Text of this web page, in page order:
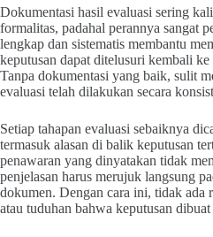
Dokumentasi hasil evaluasi sering
formalitas, padahal perannya sangat
lengkap dan sistematis membantu
keputusan dapat ditelusuri kembali
Tanpa dokumentasi yang baik, sulit
evaluasi telah dilakukan secara
Setiap tahapan evaluasi sebaiknya
termasuk alasan di balik keputusan
penawaran yang dinyatakan tidak
penjelasan harus merujuk langsung
dokumen. Dengan cara ini, tidak ada
atau tuduhan bahwa keputusan dibuat